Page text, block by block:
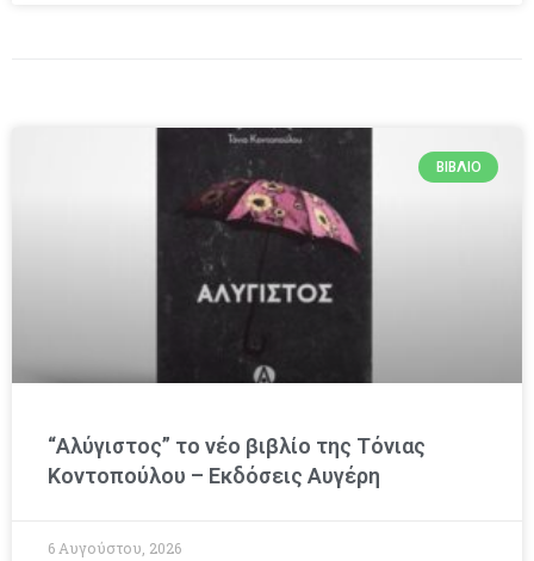
ΒΙΒΛΊΟ
“Αλύγιστος” το νέο βιβλίο της Τόνιας
Κοντοπούλου – Εκδόσεις Αυγέρη
6 Αυγούστου, 2026